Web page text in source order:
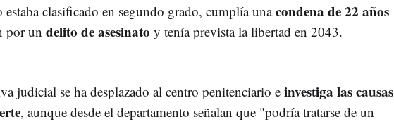
clasificado en segundo grado, cumplía unacondena de 22 años
por un delito de asesinato y tenía prevista la libertad en 2043.
judicial se ha desplazado al centro penitenciario e investiga las causas
, aunque desde el departamento señalan que "podría tratarse de un